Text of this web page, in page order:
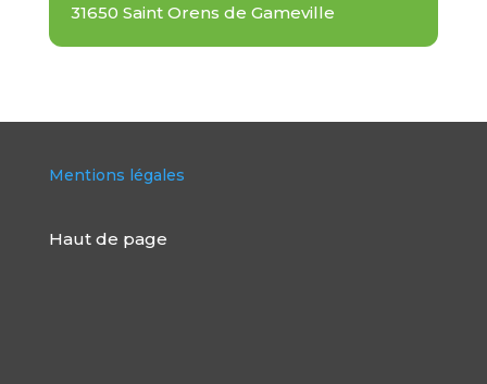
31650 Saint Orens de Gameville
Mentions légales
Haut de page